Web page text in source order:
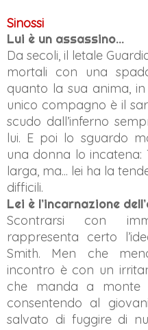
Sinossi
Lui è un assassino...
Da secoli, il letale
mortali con una
quanto la sua anima,
unico compagno è il
scudo dall’inferno
lui. E poi lo sguardo
una donna lo incatena:
larga, ma... lei ha la
difficili.
Lei è l’incarnazione
Scontrarsi con
rappresenta certo
Smith. Men che
incontro è con un
che manda a monte
consentendo al
salvato di fuggire di